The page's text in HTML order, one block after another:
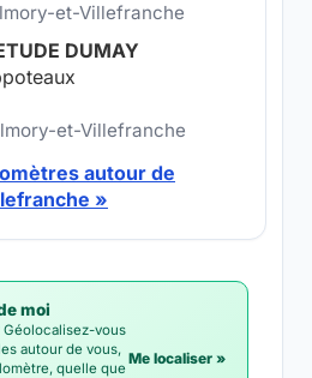
et-Villefranche
DUMAY
et-Villefranche
autour de
»
moi
Géolocalisez-vous
autour de vous,
quelle que
Me localiser »